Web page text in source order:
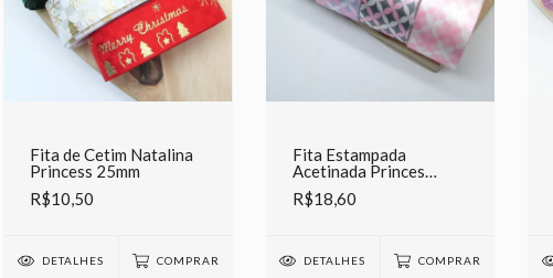
Fita de Cetim Natalina
Princess 25mm
R$10,50
DETALHES COMPRAR
Fita Estampada
Acetinada Princes
38mm
R$18,60
DETALHES COMPRAR